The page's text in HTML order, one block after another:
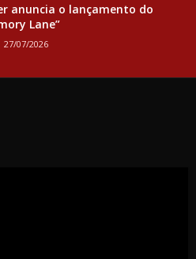
anuncia o lançamento do
Lane”
27/07/2026